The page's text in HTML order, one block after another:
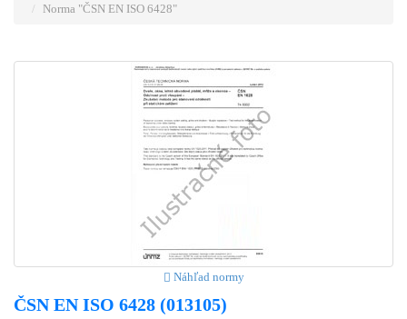
Norma "ČSN EN ISO 6428"
Náhľad normy
ČSN EN ISO 6428 (013105)